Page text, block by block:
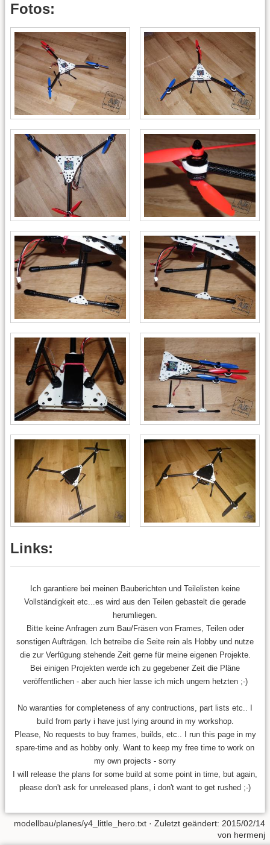
Fotos:
Links:
Ich garantiere bei meinen Bauberichten und Teilelisten keine
Vollständigkeit etc...es wird aus den Teilen gebastelt die gerade
herumliegen.
Bitte keine Anfragen zum Bau/Fräsen von Frames, Teilen oder
sonstigen Aufträgen. Ich betreibe die Seite rein als Hobby und nutze
die zur Verfügung stehende Zeit gerne für meine eigenen Projekte.
Bei einigen Projekten werde ich zu gegebener Zeit die Pläne
veröffentlichen - aber auch hier lasse ich mich ungern hetzten ;-)
No waranties for completeness of any contructions, part lists etc.. I
build from party i have just lying around in my workshop.
Please, No requests to buy frames, builds, etc.. I run this page in my
spare-time and as hobby only. Want to keep my free time to work on
my own projects - sorry
I will release the plans for some build at some point in time, but again,
please don't ask for unreleased plans, i don't want to get rushed ;-)
modellbau/planes/y4_little_hero.txt · Zuletzt geändert: 2015/02/14
von hermenj